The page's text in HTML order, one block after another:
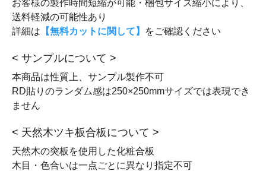
お客様の製作時間短縮が可能・梱包サイズ縮小により、
送料軽減の可能性あり
詳細は 【無料カットに関して】 をご確認ください
< サンプルについて >
本商品は性質上、サンプル製作不可
RD貼りのランダム感は250×250mmサイズでは表現でき
ません
< 天然木ツキ板合板について >
天然木の突板を使用した化粧合板
木目・色合いは一点ごとに異なり指定不可